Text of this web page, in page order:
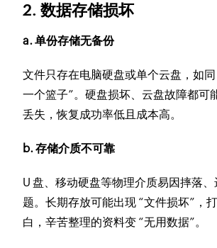
2. 数据存储损坏
a. 单份存储无备份
文件只存在电脑硬盘或单个云盘，如
一个篮子”。硬盘损坏、云盘故障都可
丢失，恢复成功率低且成本高。
b. 存储介质不可靠
U 盘、移动硬盘等物理介质易因摔落
题。长期存放可能出现 “文件损坏”，
白，辛苦整理的资料变 “无用数据”。